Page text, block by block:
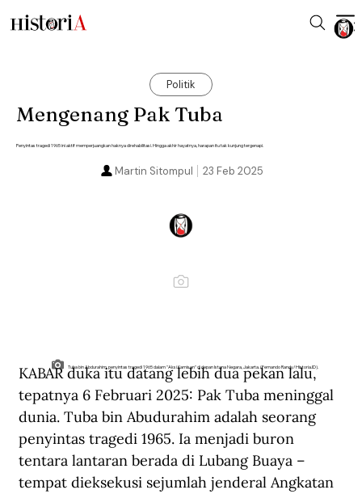
Politik
Mengenang Pak Tuba
Penyintas tragedi 1965 ini aktif memperjuangkan haknya direhabilitasi. Hingga akhir hayatnya, harapan itu tak kunjung tergenapi.
23 Feb 2025
Martin Sitompul
Tuba bin Abdurahim, penyintas tragedi 1965 dalam "Aksi Kamisan" di depan Istana Negara, Jakarta. (Fernando Randy/Historia.ID).
KABAR duka itu datang lebih dua pekan lalu,
tepatnya 6 Februari 2025: Pak Tuba meninggal
dunia. Tuba bin Abudurahim adalah seorang
penyintas tragedi 1965. Ia menjadi buron
tentara lantaran berada di Lubang Buaya –
tempat dieksekusi sejumlah jenderal Angkatan